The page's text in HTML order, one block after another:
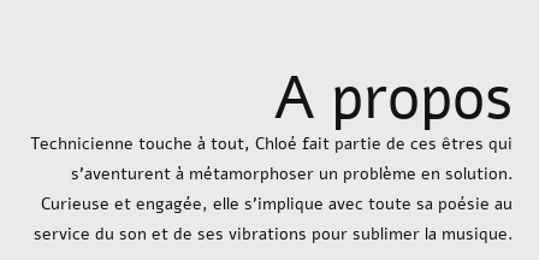
A propos
Technicienne touche à tout, Chloé fait partie de ces êtres qui
s’aventurent à métamorphoser un problème en solution.
Curieuse et engagée, elle s’implique avec toute sa poésie au
service du son et de ses vibrations pour sublimer la musique.